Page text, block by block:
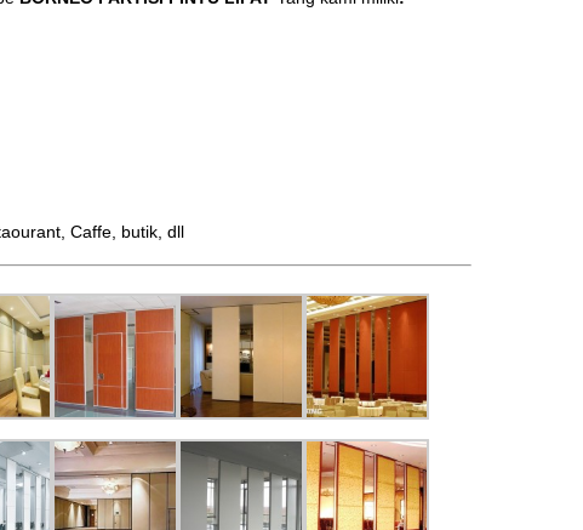
Caffe, butik, dll